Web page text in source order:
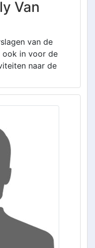
Van
van de
ook in voor de
naar de